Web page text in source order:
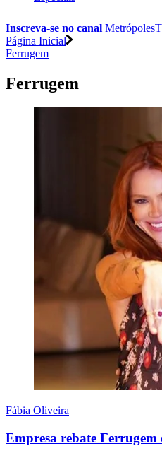
Inscreva-se no canal
Página Inicial
Ferrugem
Ferrugem
Fábia Oliveira
Empresa rebate